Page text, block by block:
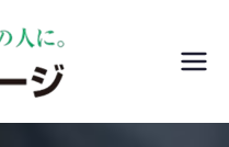
ハウスステー
リフォームや新築